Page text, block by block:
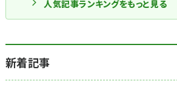
人気記事ランキングをもっと見る
新着記事